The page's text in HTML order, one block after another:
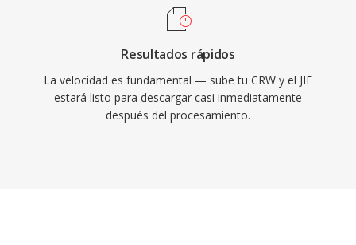
Resultados rápidos
La velocidad es fundamental — sube tu CRW y el JIF
estará listo para descargar casi inmediatamente
después del procesamiento.